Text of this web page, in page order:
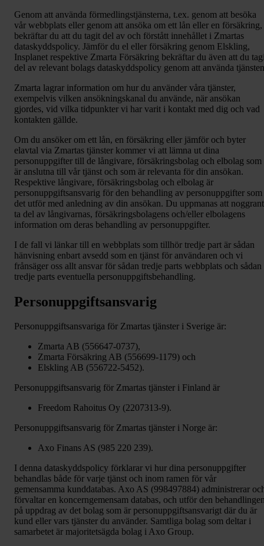
Genom att använda förmedlingstjänsterna, t.ex. genom att besöka
vår webbplats eller genom att ansöka om ett lån eller en försäkring,
bekräftar du att du tagit del av och förstått innehållet i Zmartas
dataskyddspolicy. Jämför du el eller försäkring genom Elskling,
Insplanet respektive Zmarta Försäkring bekräftar du även att du
del av relevant bolags dataskyddspolicy genom att använda
Zmarta lagrar information om hur du använder våra tjänster,
exempelvis vilken ansökningskanal du använde, när ansökan
gjordes, vid vilka tidpunkter vi har varit i kontakt med dig och vad
kontakten gällde.
Om du ansöker om ett lån, en försäkring eller jämför och byter
elavtal via Zmartas tjänster kommer vi att lämna ut dina
personuppgifter till de långivare, försäkringsbolag och elbolag som
är anslutna till vår tjänst och som är relevanta för din ansökan.
Respektive långivare, försäkringsbolag och elbolag är
personuppgiftsansvarig för den behandling av personuppgifter som
det utför med anledning av din ansökan. Du uppmanas att noggrant
ta del av långivarnas, försäkringsbolagens och/eller elbolagens
information om deras behandling av personuppgifter.
I de fall vi länkar till en webbplats som tillhör tredje part är sådan
hänvisning enbart avsedd som en tjänst för användaren och vi
frånsäger oss allt ansvar för sådan tredje parts webbplats och sådan
tredje parts eventuella personuppgiftsbehandling.
Personuppgiftsansvarig
Personuppgiftsansvariga för Zmartas tjänster i Sverige är:
Zmarta AB (556647-0737),
Zmarta Försäkring AB (556699-1179) och
Elskling AB (556722-5452).
Personuppgiftsansvarig för Zmartas tjänster i Finland är
Freedom Rahoitus Oy (2207313-9).
Personuppgiftsansvarig för Zmartas tjänster i Norge är:
Axo Finans AS (985 220 239).
I denna dataskyddspolicy förklarar vi hur dina personuppgifter
behandlas både för varje tjänst och inom ramen för vår
gemensamma kunddatabas. Axo AS (998497884) administrerar
förvaltar en koncerngemensam databas, och utför den
på uppdrag av det bolag som är personuppgiftsansvarigt där du är
kund eller vars tjänster du använder. Samtliga bolag som deltar i
samarbetet är majoritetsägda bolag i Axo Group.